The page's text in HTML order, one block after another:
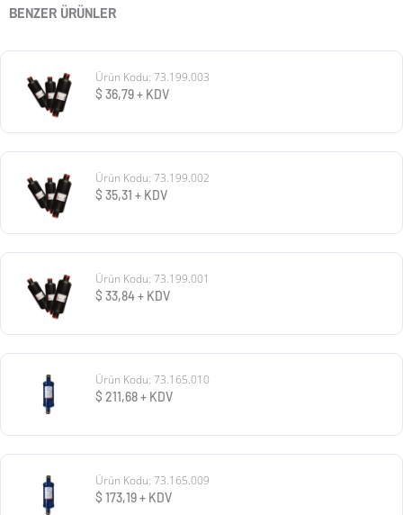
BENZER ÜRÜNLER
Ürün Kodu: 73.199.003
$ 36,79+ KDV
Ürün Kodu: 73.199.002
$ 35,31 + KDV
Ürün Kodu: 73.199.001
$ 33,84+ KDV
Ürün Kodu: 73.165.010
$ 211,68+ KDV
Ürün Kodu: 73.165.009
$ 173,19+ KDV